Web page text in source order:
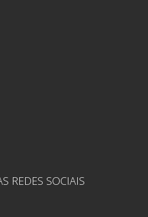
REDES SOCIAIS